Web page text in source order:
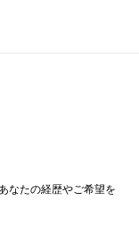
なたの経歴やご希望を